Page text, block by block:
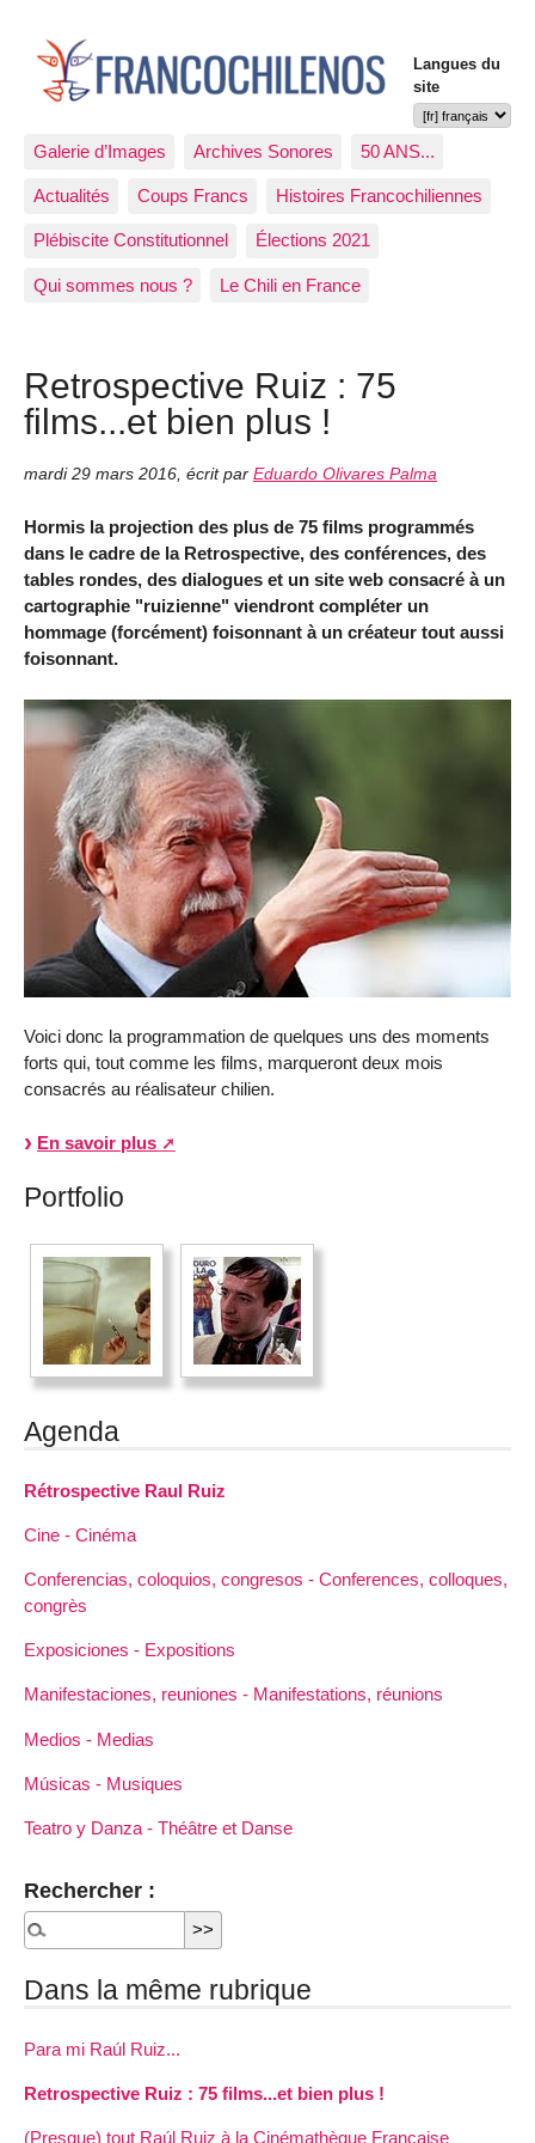
Langues du
site
Galerie d’Images Archives Sonores 50 ANS...
Actualités Coups Francs Histoires Francochiliennes
Plébiscite Constitutionnel Élections 2021
Qui sommes nous ? Le Chili en France
Retrospective Ruiz : 75
films...et bien plus !
mardi 29 mars 2016, écrit par Eduardo Olivares Palma
Hormis la projection des plus de 75 films programmés
dans le cadre de la Retrospective, des conférences, des
tables rondes, des dialogues et un site web consacré à un
cartographie "ruizienne" viendront compléter un
hommage (forcément) foisonnant à un créateur tout aussi
foisonnant.
Voici donc la programmation de quelques uns des moments
forts qui, tout comme les films, marqueront deux mois
consacrés au réalisateur chilien.
En savoir plus
Portfolio
Agenda
Rétrospective Raul Ruiz
Cine - Cinéma
Conferencias, coloquios, congresos - Conferences, colloques,
congrès
Exposiciones - Expositions
Manifestaciones, reuniones - Manifestations, réunions
Medios - Medias
Músicas - Musiques
Teatro y Danza - Théâtre et Danse
Rechercher :
Dans la même rubrique
Para mi Raúl Ruiz...
Retrospective Ruiz : 75 films...et bien plus !
(Presque) tout Raúl Ruiz à la Cinémathèque Française